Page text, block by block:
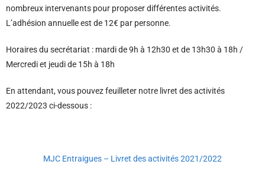
nombreux intervenants pour proposer différentes activités.
L’adhésion annuelle est de 12€ par personne.
Horaires du secrétariat : mardi de 9h à 12h30 et de 13h30 à 18h /
Mercredi et jeudi de 15h à 18h
En attendant, vous pouvez feuilleter notre livret des activités
2022/2023 ci-dessous :
MJC Entraigues – Livret des activités 2021/2022